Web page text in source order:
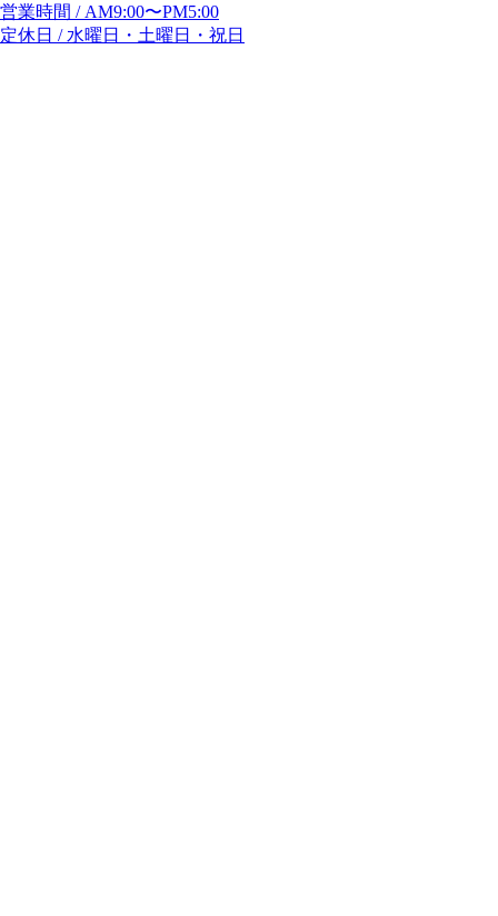
営業時間 / AM9:00〜PM5:00
定休日 / 水曜日・土曜日・祝日